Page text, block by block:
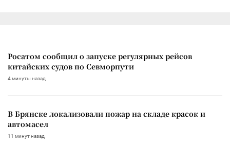
Росатом сообщил о запуске регулярных рейсов
китайских судов по Севморпути
4 минуты назад
В Брянске локализовали пожар на складе красок и
автомасел
11 минут назад